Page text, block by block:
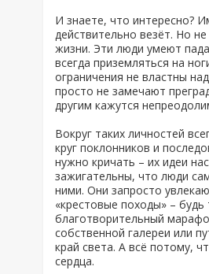
И знаете, что интересно?
действительно везёт. Но
жизни. Эти люди умеют
всегда приземляться на
ограничения не властны
просто не замечают
другим кажутся
Вокруг таких личностей
круг поклонников и
нужно кричать – их идеи
зажигательны, что люди
ними. Они запросто
«крестовые походы» – будь
благотворительный
собственной галереи или
край света. А всё потому,
сердца.